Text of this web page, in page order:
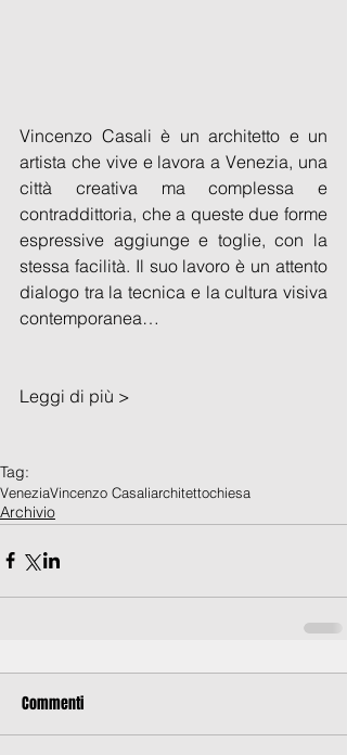
Vincenzo Casali è un architetto e un
artista che vive e lavora a Venezia, una
città creativa ma complessa e
contraddittoria, che a queste due forme
espressive aggiunge e toglie, con la
stessa facilità. Il suo lavoro è un attento
dialogo tra la tecnica e la cultura visiva
contemporanea…
Leggi di più >
Tag:
VeneziaVincenzo Casaliarchitettochiesa
Archivio
Commenti